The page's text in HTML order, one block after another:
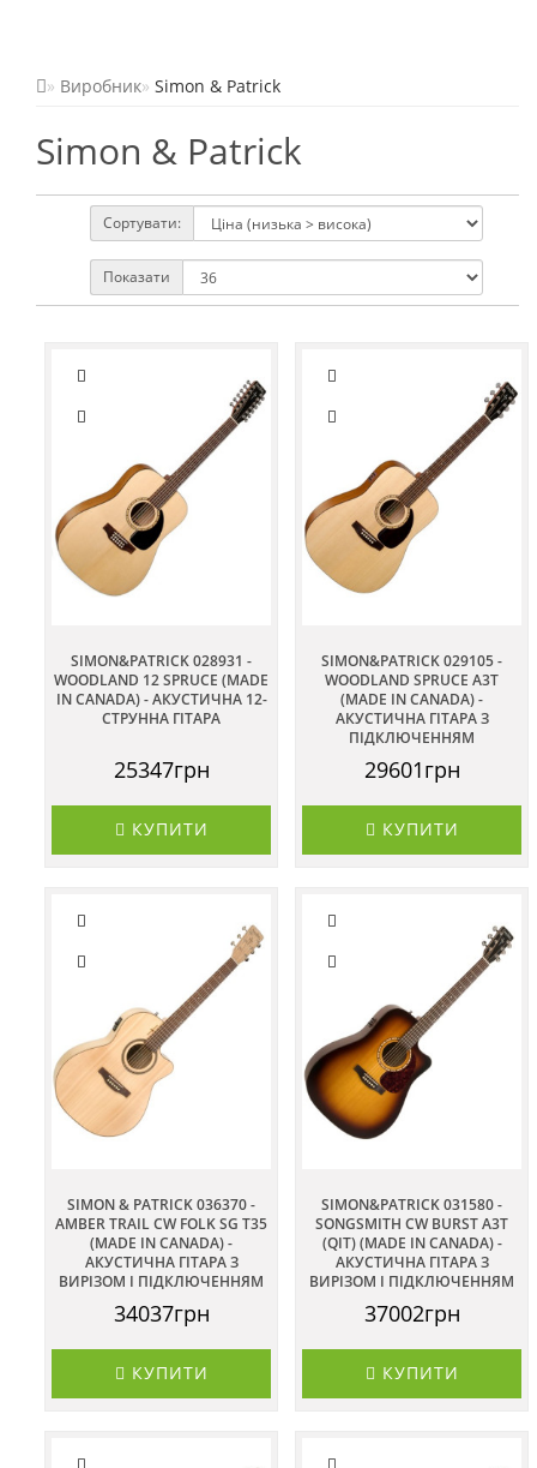
Виробник Simon & Patrick
Simon & Patrick
Сортувати:
Показати
SIMON&PATRICK 028931 -
WOODLAND 12 SPRUCE (MADE
IN CANADA) - АКУСТИЧНА 12-
СТРУННА ГІТАРА
25347грн
КУПИТИ
SIMON&PATRICK 029105 -
WOODLAND SPRUCE A3T
(MADE IN CANADA) -
АКУСТИЧНА ГІТАРА З
ПІДКЛЮЧЕННЯМ
29601грн
КУПИТИ
SIMON & PATRICK 036370 -
AMBER TRAIL CW FOLK SG T35
(MADE IN CANADA) -
АКУСТИЧНА ГІТАРА З
ВИРІЗОМ І ПІДКЛЮЧЕННЯМ
34037грн
КУПИТИ
SIMON&PATRICK 031580 -
SONGSMITH CW BURST A3T
(QIT) (MADE IN CANADA) -
АКУСТИЧНА ГІТАРА З
ВИРІЗОМ І ПІДКЛЮЧЕННЯМ
37002грн
КУПИТИ